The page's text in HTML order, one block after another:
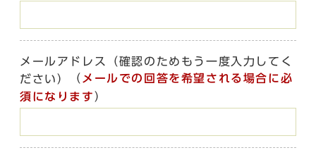
メールアドレス（確認のためもう一度入力してく
ださい）
（ メールでの回答を希望される場合に必
須になります ）